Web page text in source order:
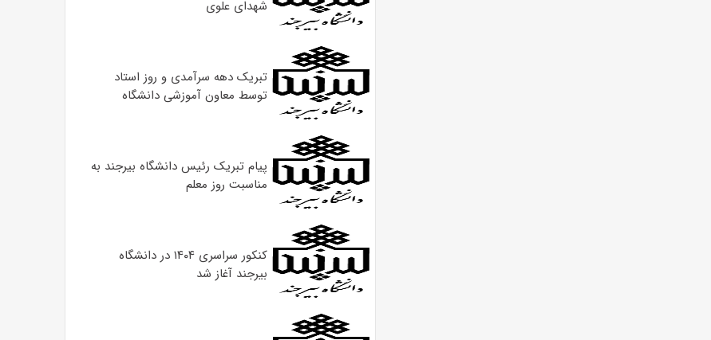
شهدای علوی
تبریک دهه سرآمدی و روز استاد
توسط معاون آموزشی دانشگاه
پیام تبریک رئیس دانشگاه بیرجند به
مناسبت روز معلم
کنکور سراسری ۱۴۰۴ در دانشگاه
بیرجند آغاز شد